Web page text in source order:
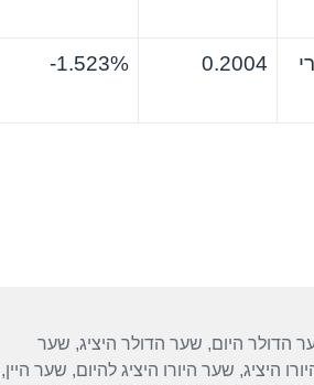
0.2004
1.523%-
הדולר היום, שער הדולר היציג, שער
היציג, שער היורו היציג להיום, שער היין,